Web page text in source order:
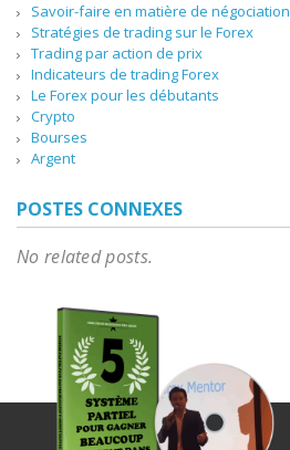
Savoir-faire en matière de négociation
Stratégies de trading sur le Forex
Trading par action de prix
Indicateurs de trading Forex
Le Forex pour les débutants
Crypto
Bourses
Argent
POSTES CONNEXES
No related posts.